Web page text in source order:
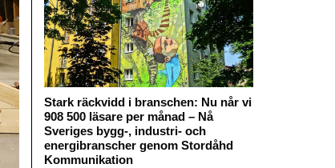
Stark räckvidd i branschen: Nu når vi
908 500 läsare per månad – Nå
Sveriges bygg-, industri- och
energibranscher genom Stordåhd
Kommunikation